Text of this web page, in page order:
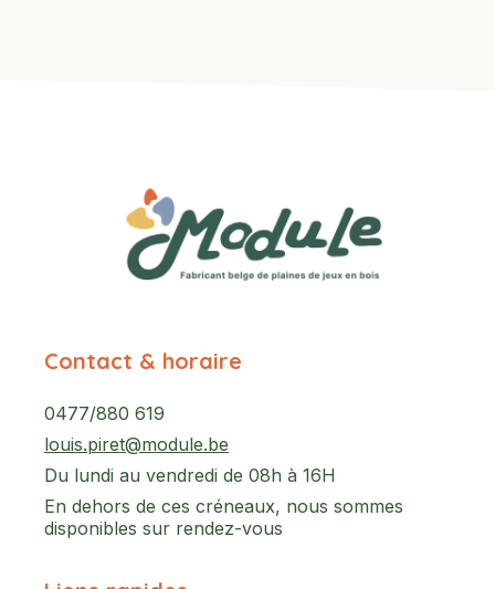
Contact & horaire
0477/880 619
louis.piret@module.be
Du lundi au vendredi de 08h à 16H
En dehors de ces créneaux, nous sommes
disponibles sur rendez-vous